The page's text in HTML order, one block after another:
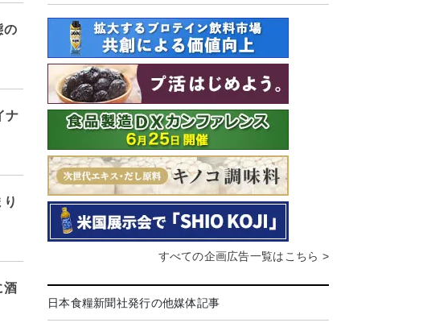
の
ナ
酒
すべての企画広告一覧はこちら >
日本食糧新聞社発行の他媒体記事